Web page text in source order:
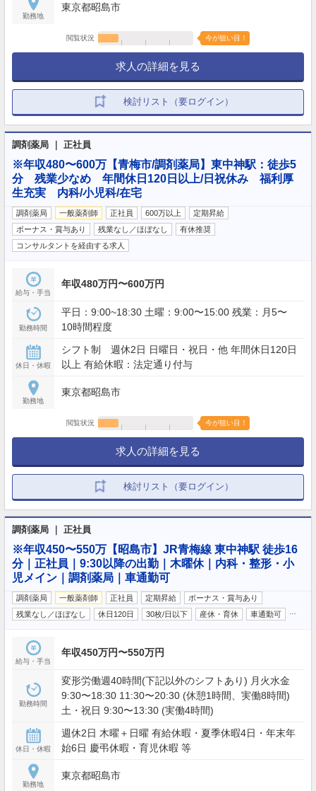
勤務地
東京都昭島市
閲覧状況 今が狙い目！
求人の詳細を見る
検討リスト（要ログイン）
調剤薬局 ｜ 正社員
※年収480〜600万【青梅市/調剤薬局】東中神駅：徒歩5
分 残業少なめ 年間休日120日以上/日祝休み 福利厚
生充実 内科/小児科/在宅
調剤薬局 一般薬剤師 正社員 600万以上
定期昇給
ボーナス・賞与あり
残業なし／ほぼなし
有休推奨
コンサルタントを経由する求人
給与・手当
年収480万円〜600万円
勤務時間
平日：9:00~18:30 土曜：9:00〜15:00 残業：月5〜
10時間程度
休日・休暇
シフト制 週休2日 日曜日・祝日・他 年間休日120日
以上 有給休暇：法定通り付与
勤務地
東京都昭島市
閲覧状況 今が狙い目！
求人の詳細を見る
検討リスト（要ログイン）
調剤薬局 ｜ 正社員
※年収450〜550万【昭島市】JR青梅線 東中神駅 徒歩16
分｜正社員｜9:30以降の出勤｜木曜休｜内科・整形・小
児メイン｜調剤薬局｜車通勤可
調剤薬局 一般薬剤師 正社員 定期昇給
ボーナス・賞与あり
残業なし／ほぼなし
休日120日 30枚/日以下 産休・育休 車通勤可
給与・手当
年収450万円〜550万円
勤務時間
変形労働週40時間(下記以外のシフトあり) 月火水金
9:30〜18:30 11:30〜20:30 (休憩1時間、実働8時間)
土・祝日 9:30〜13:30 (実働4時間)
休日・休暇
週休2日 木曜＋日曜 有給休暇・夏季休暇4日・年末年
始6日 慶弔休暇・育児休暇 等
勤務地
東京都昭島市